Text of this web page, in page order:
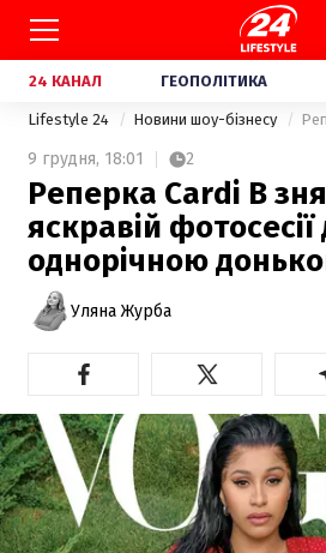
24 КАНАЛ ГЕОПОЛІТИКА
Lifestyle 24 Новини шоу-бізнесу
9 грудня, 18:01 2
Реперка Cardi B
яскравій
однорічною
Уляна Журба